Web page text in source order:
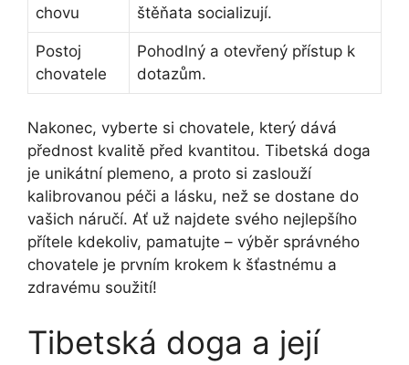
chovu
štěňata socializují.
Postoj
chovatele
Pohodlný a otevřený přístup k
dotazům.
Nakonec, vyberte si chovatele, který dává
přednost kvalitě před kvantitou. Tibetská doga
je unikátní plemeno, a proto si zaslouží
kalibrovanou péči a lásku, než se dostane do
vašich náručí. Ať už najdete svého nejlepšího
přítele kdekoliv, pamatujte – výběr správného
chovatele je prvním krokem k šťastnému a
zdravému soužití!
Tibetská doga a její